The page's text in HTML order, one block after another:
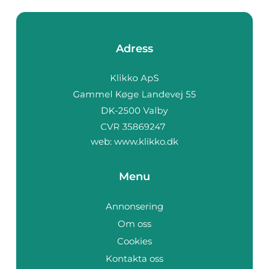
Adress
web: www.klikko.dk
Menu
Annonsering
Om oss
Cookies
Kontakta oss